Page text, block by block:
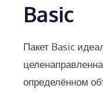
Basic
Пакет Basic
определённом